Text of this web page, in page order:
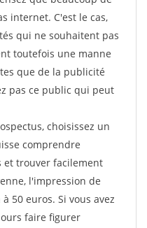
internet. C'est le cas,
qui ne souhaitent pas
toutefois une manne
que de la publicité
pas ce public qui peut
choisissez un
comprendre
et trouver facilement
l'impression de
50 euros. Si vous avez
faire figurer